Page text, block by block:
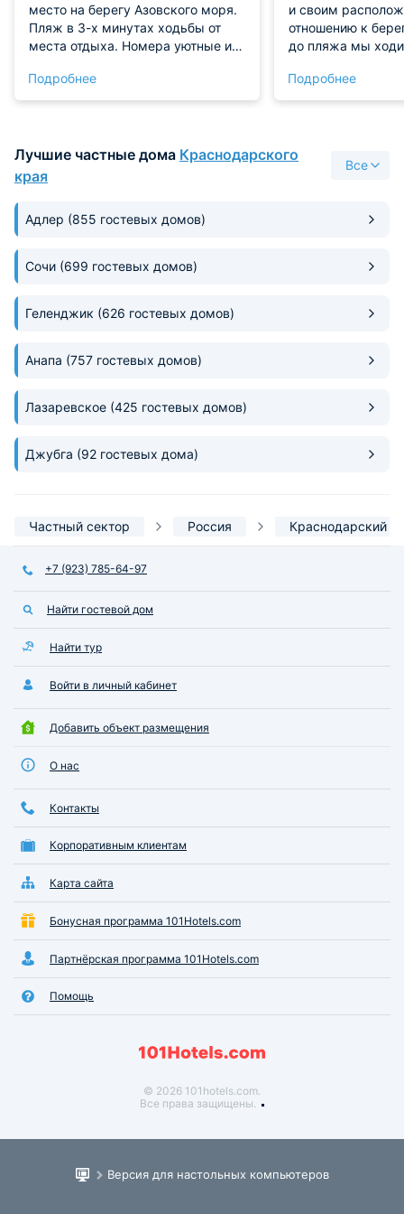
место на берегу Азовского моря.
Пляж в 3-х минутах ходьбы от
места отдыха. Номера уютные и
детской кроватью. Есть рядом
доступные точки питания и
Подробнее
и своим
отношению к
до пляжа мы
жить, персонал
теплый прием и
Подробнее
Лучшие частные дома Краснодарского
края
Все
Адлер (855 гостевых домов)
Сочи (699 гостевых домов)
Геленджик (626 гостевых домов)
Анапа (757 гостевых домов)
Лазаревское (425 гостевых домов)
Джубга (92 гостевых дома)
Частный сектор Россия Краснодарский
+7 (923) 785-64-97
Найти гостевой дом
Найти тур
Войти в личный кабинет
Добавить объект размещения
О нас
Контакты
Корпоративным клиентам
Карта сайта
Бонусная программа 101Hotels.com
Партнёрская программа 101Hotels.com
Помощь
© 2026 101hotels.com.
Все права защищены.
Версия для настольных компьютеров